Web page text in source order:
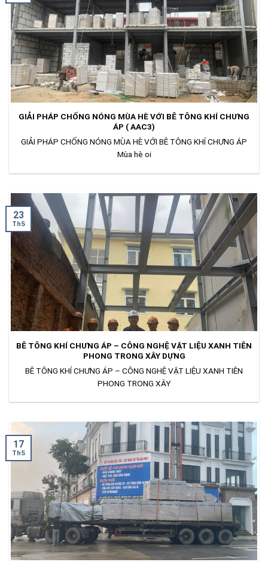
GIẢI PHÁP CHỐNG NÓNG MÙA HÈ VỚI BÊ TÔNG KHÍ CHƯNG
ÁP ( AAC3)
GIẢI PHÁP CHỐNG NÓNG MÙA HÈ VỚI BÊ TÔNG KHÍ CHƯNG ÁP
Mùa hè oi
BÊ TÔNG KHÍ CHƯNG ÁP – CÔNG NGHỆ VẬT LIỆU XANH TIÊN
PHONG TRONG XÂY DỰNG
BÊ TÔNG KHÍ CHƯNG ÁP – CÔNG NGHỆ VẬT LIỆU XANH TIÊN
PHONG TRONG XÂY
23
Th5
17
Th5